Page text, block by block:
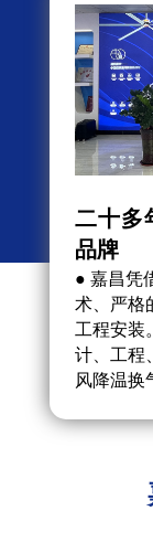
二十多
品牌
● 嘉昌凭
术、严格
工程安装
计、工程
风降温换